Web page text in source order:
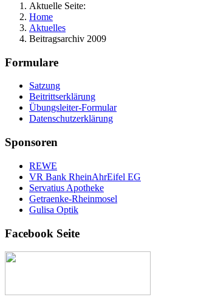
Aktuelle Seite:
Home
Aktuelles
Beitragsarchiv 2009
Formulare
Satzung
Beitrittserklärung
Übungsleiter-Formular
Datenschutzerklärung
Sponsoren
REWE
VR Bank RheinAhrEifel EG
Servatius Apotheke
Getraenke-Rheinmosel
Gulisa Optik
Facebook Seite